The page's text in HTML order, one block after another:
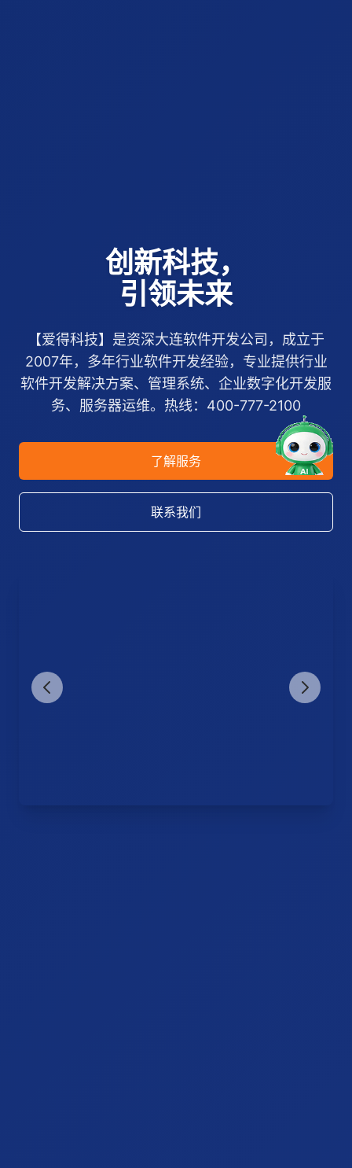
创新科技，
引领未来
【爱得科技】是资深大连软件开发公司，成立于
2007年，多年行业软件开发经验，专业提供行业
软件开发解决方案、管理系统、企业数字化开发服
务、服务器运维。热线：400-777-2100
了解服务
联系我们